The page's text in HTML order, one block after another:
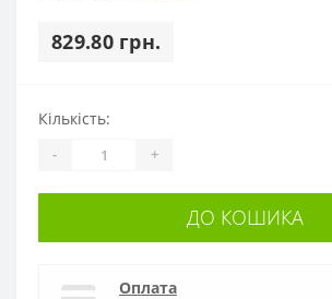
829.80 грн.
Кількість:
- +
ДО КОШИКА
Оплата